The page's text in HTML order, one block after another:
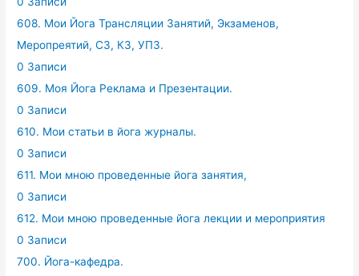
608. Мои Йога Трансляции Занятий, Экзаменов,
Меропреятий, СЗ, КЗ, УПЗ.
0 Записи
609. Моя Йога Реклама и Презентации.
0 Записи
610. Мои статьи в йога журналы.
0 Записи
611. Мои мною проведенные йога занятия,
0 Записи
612. Мои мною проведенные йога лекции и мероприятия
0 Записи
700. Йога-кафедра.